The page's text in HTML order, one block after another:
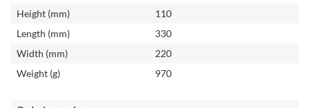
Height (mm)
110
Length (mm)
330
Width (mm)
220
Weight (g)
970